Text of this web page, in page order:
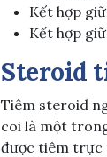
Kết hợp
Kết hợp
Steroid
Tiêm steroid
coi là một
được tiêm trực